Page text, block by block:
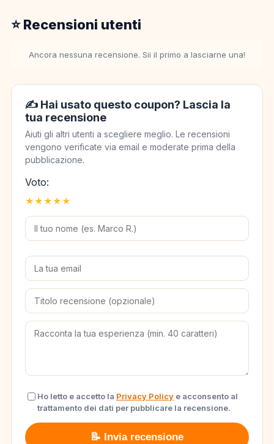
⭐ Recensioni utenti
Ancora nessuna recensione. Sii il primo a lasciarne una!
✍️ Hai usato questo coupon? Lascia la
tua recensione
Aiuti gli altri utenti a scegliere meglio. Le recensioni
vengono verificate via email e moderate prima della
pubblicazione.
Voto:
★
★
★
★
★
Ho letto e accetto la Privacy Policy e acconsento al
trattamento dei dati per pubblicare la recensione.
📝 Invia recensione